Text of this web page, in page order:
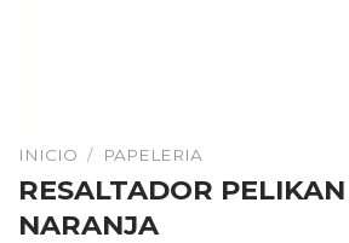
INICIO / PAPELERIA
RESALTADOR
NARANJA